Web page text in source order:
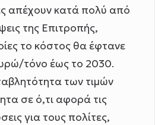
απέχουν κατά πολύ από
της Επιτροπής,
το κόστος θα έφτανε
τόνο έως το 2030.
των τιμών
σε ό,τι αφορά τις
για τους πολίτες,